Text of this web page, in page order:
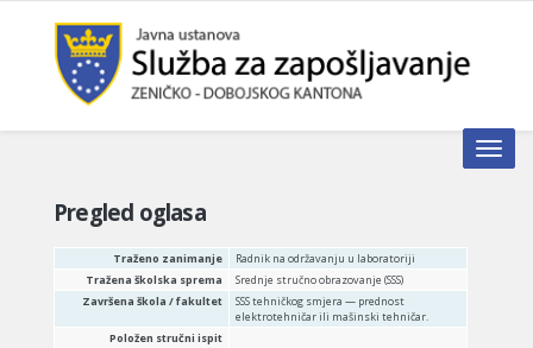
Toggle
Pregled oglasa
Traženo zanimanje
Radnik na održavanju u laboratoriji
Tražena školska sprema
Srednje stručno obrazovanje (SSS)
Završena škola / fakultet
SSS tehničkog smjera — prednost
elektrotehničar ili mašinski tehničar.
Položen stručni ispit